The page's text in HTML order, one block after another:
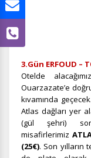
3.Gün ERFOUD –
Otelde
Ouarzazate’e
kıvamında
Atlas dağları yer
(gül şehri)
misafirlerimiz
(25€). Son